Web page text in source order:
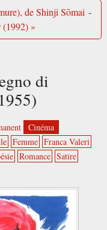
de Shinji Sōmai -
(1992) »
di
Cinéma
Femme Franca Valeri
Romance Satire